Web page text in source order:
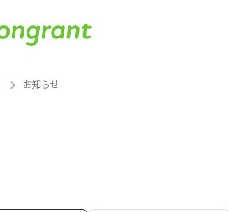
お知らせ